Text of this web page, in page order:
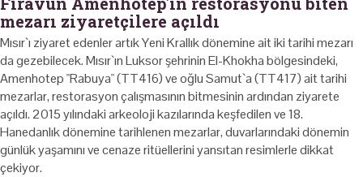
mezarı ziyaretçilere açıldı
Mısır`ı ziyaret edenler artık Yeni Krallık dönemine ait iki tarihi mezarı
da gezebilecek. Mısır`ın Luksor şehrinin El-Khokha bölgesindeki,
Amenhotep "Rabuya" (TT416) ve oğlu Samut`a (TT417) ait tarihi
mezarlar, restorasyon çalışmasının bitmesinin ardından ziyarete
açıldı. 2015 yılındaki arkeoloji kazılarında keşfedilen ve 18.
Hanedanlık dönemine tarihlenen mezarlar, duvarlarındaki dönemin
günlük yaşamını ve cenaze ritüellerini yansıtan resimlerle dikkat
çekiyor.